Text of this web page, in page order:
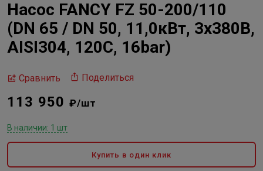
Насос FANCY FZ 50-200/110
(DN 65 / DN 50, 11,0кВт, 3х380В,
AISI304, 120C, 16bar)
Сравнить Поделиться
113 950 ₽/шт
В наличии: 1 шт
Купить в один клик